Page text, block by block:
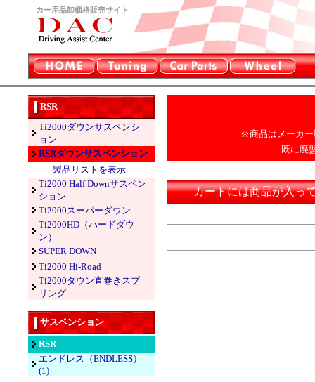
カー用品卸価格販売サイト
RSR
Ti2000ダウンサスペンシ
ョン
RSRダウンサスペンション
製品リストを表示
Ti2000 Half Downサスペン
ション
Ti2000スーパーダウン
Ti2000HD（ハードダウ
ン）
SUPER DOWN
Ti2000 Hi-Road
Ti2000ダウン直巻きスプ
リング
サスペンション
RSR
エンドレス（ENDLESS）
(1)
※商品はメーカー
既に廃
カートには商品が入っ